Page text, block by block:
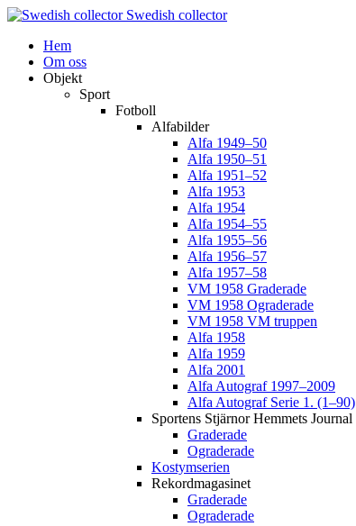
Swedish collector
Hem
Om oss
Objekt
Sport
Fotboll
Alfabilder
Alfa 1949–50
Alfa 1950–51
Alfa 1951–52
Alfa 1953
Alfa 1954
Alfa 1954–55
Alfa 1955–56
Alfa 1956–57
Alfa 1957–58
VM 1958 Graderade
VM 1958 Ograderade
VM 1958 VM truppen
Alfa 1958
Alfa 1959
Alfa 2001
Alfa Autograf 1997–2009
Alfa Autograf Serie 1. (1–90)
Sportens Stjärnor Hemmets Journal
Graderade
Ograderade
Kostymserien
Rekordmagasinet
Graderade
Ograderade